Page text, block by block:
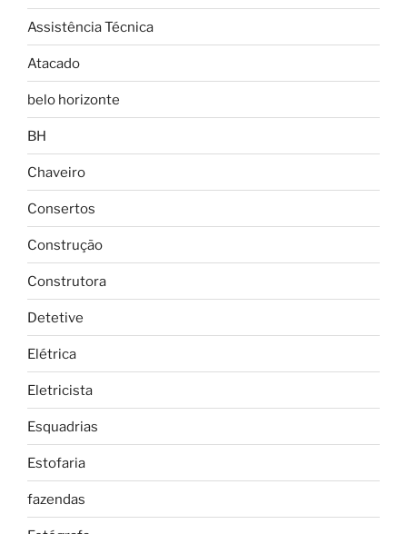
Assistência Técnica
Atacado
belo horizonte
BH
Chaveiro
Consertos
Construção
Construtora
Detetive
Elétrica
Eletricista
Esquadrias
Estofaria
fazendas